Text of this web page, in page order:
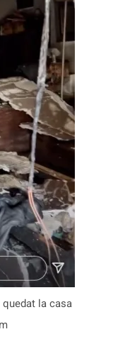
la casa